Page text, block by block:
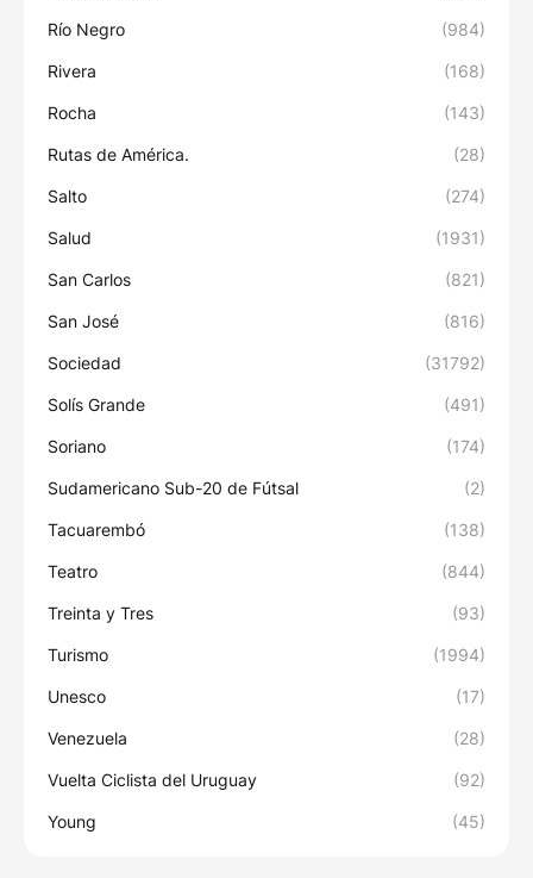
Río Negro (984)
Rivera (168)
Rocha (143)
Rutas de América. (28)
Salto (274)
Salud (1931)
San Carlos (821)
San José (816)
Sociedad (31792)
Solís Grande (491)
Soriano (174)
Sudamericano Sub-20 de Fútsal (2)
Tacuarembó (138)
Teatro (844)
Treinta y Tres (93)
Turismo (1994)
Unesco (17)
Venezuela (28)
Vuelta Ciclista del Uruguay (92)
Young (45)